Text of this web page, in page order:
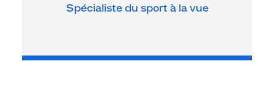
Spécialiste du sport à la vue